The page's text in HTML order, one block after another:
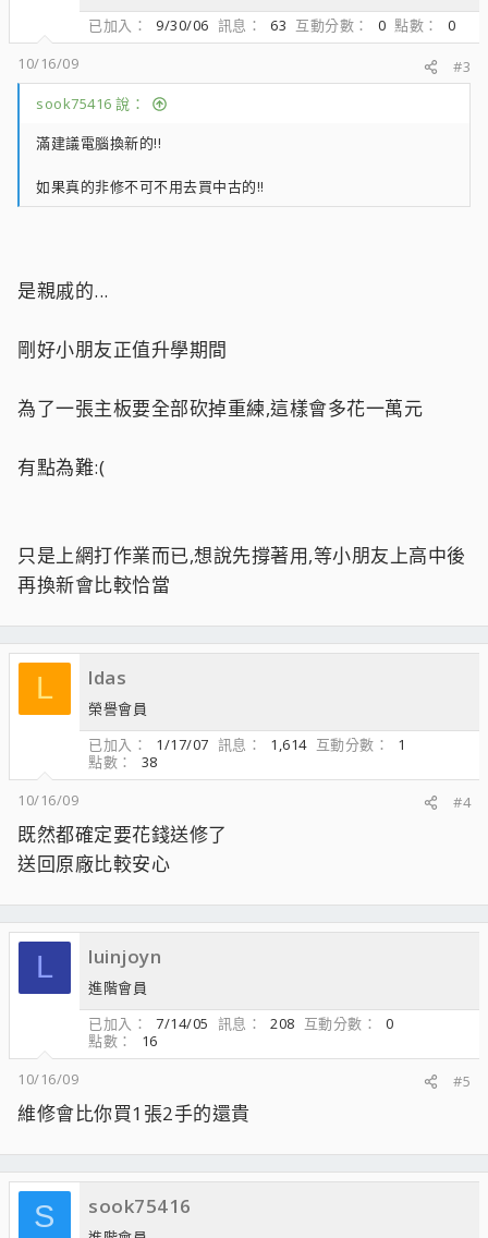
已加入
9/30/06 訊息 63 互動分數 0 點數
0
10/16/09
#3
sook75416 說：
滿建議電腦換新的!!
如果真的非修不可不用去買中古的!!
是親戚的...
剛好小朋友正值升學期間
為了一張主板要全部砍掉重練,這樣會多花一萬元
有點為難:(
只是上網打作業而已,想說先撐著用,等小朋友上高中後
再換新會比較恰當
L ldas
榮譽會員
已加入
1/17/07 訊息 1,614 互動分數
1
點數
38
10/16/09
#4
既然都確定要花錢送修了
送回原廠比較安心
L luinjoyn
進階會員
已加入
7/14/05 訊息 208 互動分數
0
點數
16
10/16/09
#5
維修會比你買1張2手的還貴
S sook75416